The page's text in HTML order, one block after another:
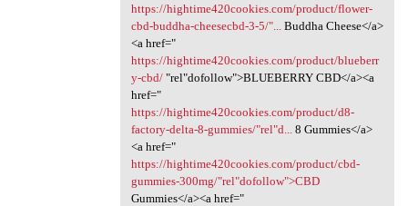
https://hightime420cookies.com/product/flower-
cbd-buddha-cheesecbd-3-5/"...
Buddha Cheese</a>
<a href="
https://hightime420cookies.com/product/blueberr
y-cbd/‎"rel"dofollow">BLUEBERRY CBD</a><a
href="
https://hightime420cookies.com/product/d8-
factory-delta-8-gummies/"rel"d...
8 Gummies</a>
<a href="
https://hightime420cookies.com/product/cbd-
gummies-300mg/"rel"dofollow">CBD
Gummies</a><a href="